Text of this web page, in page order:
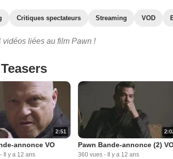
Critiques spectateurs Streaming VOD
vidéos liées au film Pawn !
2:51
annonce VO
- Il y a 12 ans
Pawn Bande-annonce (2)
360 vues - Il y a 12 ans